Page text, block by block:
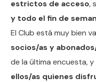
estrictos de acceso,
y todo el fin de
El Club está muy bien
socios/as y
de la última encuesta,
ellos/as quienes